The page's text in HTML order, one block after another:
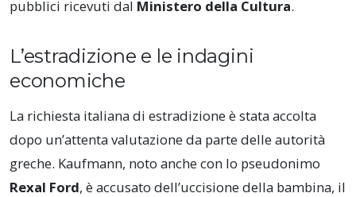
pubblici ricevuti dal Ministero della Cultura.
L’estradizione e le indagini
economiche
La richiesta italiana di estradizione è stata accolta
dopo un’attenta valutazione da parte delle autorità
greche. Kaufmann, noto anche con lo pseudonimo
Rexal Ford, è accusato dell’uccisione della bambina, il